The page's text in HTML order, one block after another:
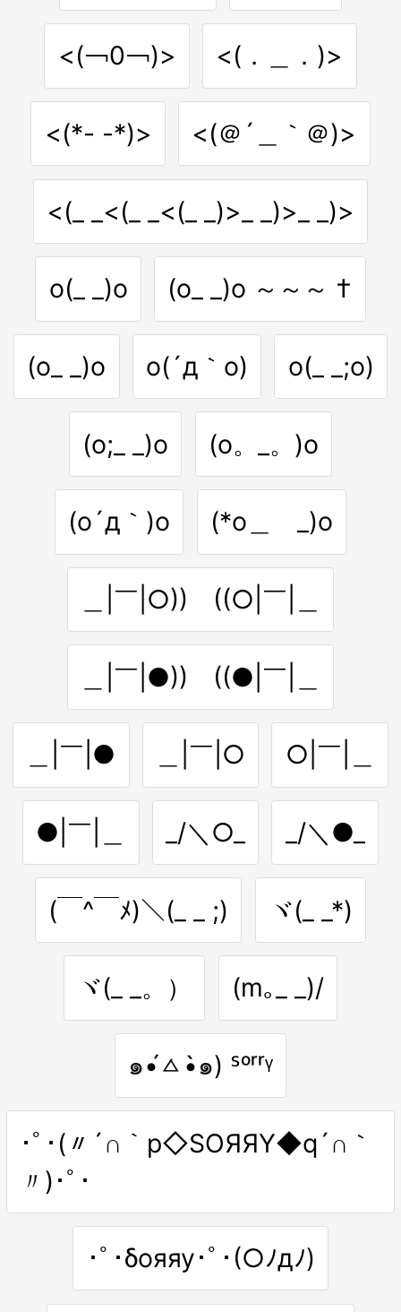
<(￢0￢)> <(．＿．)>
<(*- -*)> <(＠´＿｀＠)>
<(_ _<(_ _<(_ _)>_ _)>_ _)>
o(_ _)o (o_ _)o ～～～ †
(o_ _)o o(´д｀o) o(_ _;o)
(o;_ _)o (o。_。)o
(o´д｀)o (*o＿ _)o
＿|￣|○)) ((○|￣|＿
＿|￣|●)) ((●|￣|＿
＿|￣|● ＿|￣|○ ○|￣|＿
●|￣|＿ _/＼○_ _/＼●_
(￣^￣ﾒ)＼(_ _ ;) ヾ(_ _*)
ヾ(_ _。） (m｡_ _)/
๑•́ㅿ•̀๑) ᔆᵒʳʳᵞ
･ﾟ･(〃´∩｀p◇SΟЯЯΥ◆q´∩｀
〃)･ﾟ･
･ﾟ･δояяу･ﾟ･(○ﾉдﾉ)